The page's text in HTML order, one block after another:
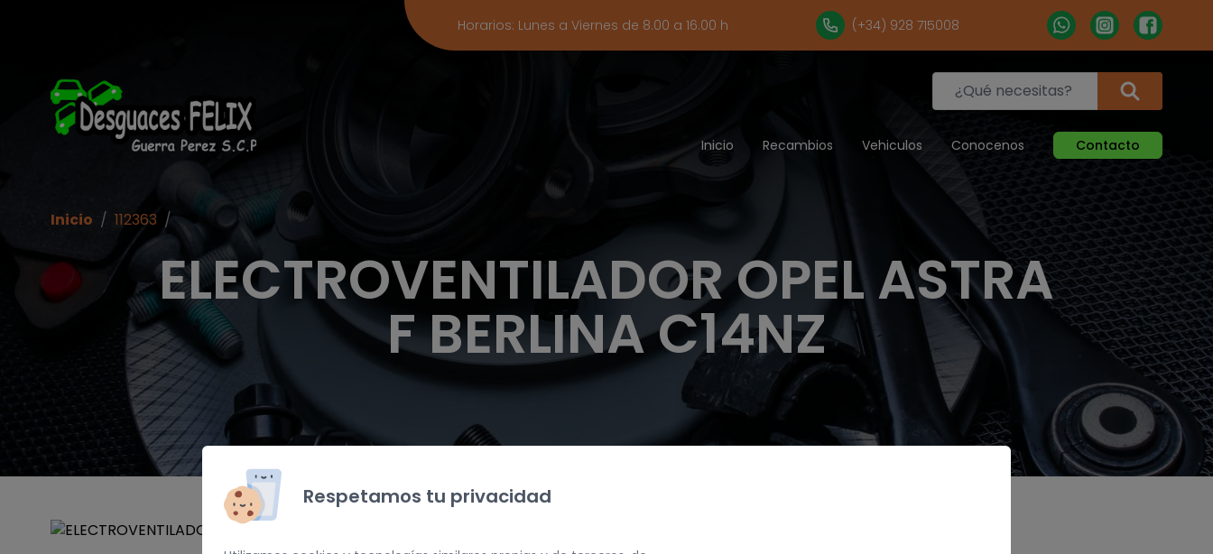
Horarios: Lunes a Viernes de 8.00 a 16.00 h (+34) 928 715008
Inicio Recambios Vehiculos Conocenos Contacto
ELECTROVENTILADOR OPEL ASTRA
F BERLINA C14NZ
Inicio / 112363 /
Respetamos tu privacidad